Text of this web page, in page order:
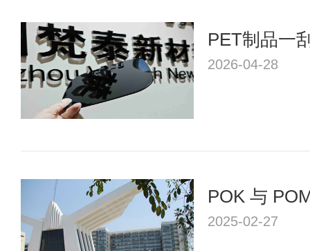
PET制品一
退退...
2026-04-28
POK 与
2025-02-27